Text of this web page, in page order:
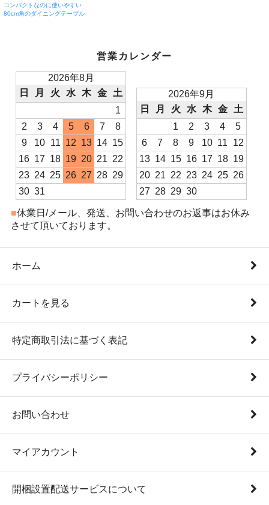
コンパクトなのに使いやすい
80cm角のダイニングテーブル
営業カレンダー
2026年8月
日
月 火 水 木 金
土
1
2
3 4 5 6 7
8
9
10 11 12 13 14 15
16 17 18 19 20 21 22
23 24 25 26 27 28 29
30 31
2026年9月
日
月 火 水 木 金
土
1
2 3 4
5
6
7 8 9 10 11
12
13 14 15 16 17 18 19
20 21 22 23 24 25 26
27 28 29 30
■休業日/メール、発送、お問い合わせのお返事はお休み
させて頂いております。
ホーム
カートを見る
特定商取引法に基づく表記
プライバシーポリシー
お問い合わせ
マイアカウント
開梱設置配送サービスについて